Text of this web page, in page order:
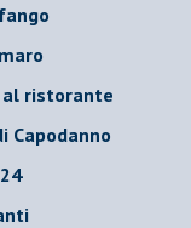
al ristorante
Capodanno